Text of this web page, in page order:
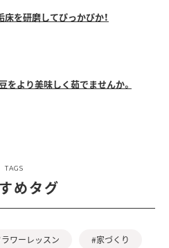
を研磨してぴっかぴか！
をより美味しく茹でませんか。
TAGS
めタグ
ワーレッスン #家づくり